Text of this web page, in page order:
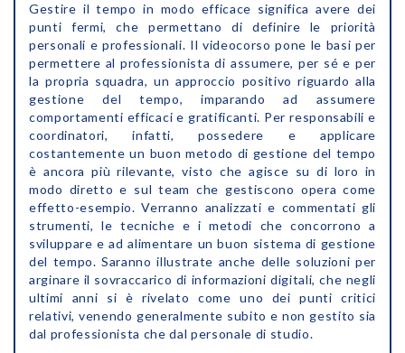
Gestire il tempo in modo efficace significa avere dei
punti fermi, che permettano di definire le priorità
personali e professionali. Il videocorso pone le basi per
permettere al professionista di assumere, per sé e per
la propria squadra, un approccio positivo riguardo alla
gestione del tempo, imparando ad assumere
comportamenti efficaci e gratificanti. Per responsabili e
coordinatori, infatti, possedere e applicare
costantemente un buon metodo di gestione del tempo
è ancora più rilevante, visto che agisce su di loro in
modo diretto e sul team che gestiscono opera come
effetto-esempio. Verranno analizzati e commentati gli
strumenti, le tecniche e i metodi che concorrono a
sviluppare e ad alimentare un buon sistema di gestione
del tempo. Saranno illustrate anche delle soluzioni per
arginare il sovraccarico di informazioni digitali, che negli
ultimi anni si è rivelato come uno dei punti critici
relativi, venendo generalmente subito e non gestito sia
dal professionista che dal personale di studio.